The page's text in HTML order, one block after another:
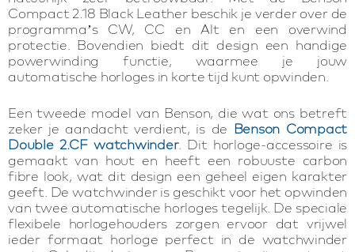
Compact 2.18 Black Leather beschik je verder over de
programma’s CW, CC en Alt en een overwind
protectie. Bovendien biedt dit design een handige
powerwinding functie, waarmee je jouw
automatische horloges in korte tijd kunt opwinden.
Een tweede model van Benson, die wat ons betreft
zeker je aandacht verdient, is de Benson Compact
Double 2.CF watchwinder. Dit horloge-accessoire is
gemaakt van hout en heeft een robuuste carbon
fibre look, wat dit design een geheel eigen karakter
geeft. De watchwinder is geschikt voor het opwinden
van twee automatische horloges tegelijk. De speciale
flexibele horlogehouders zorgen ervoor dat vrijwel
ieder formaat horloge perfect in de watchwinder